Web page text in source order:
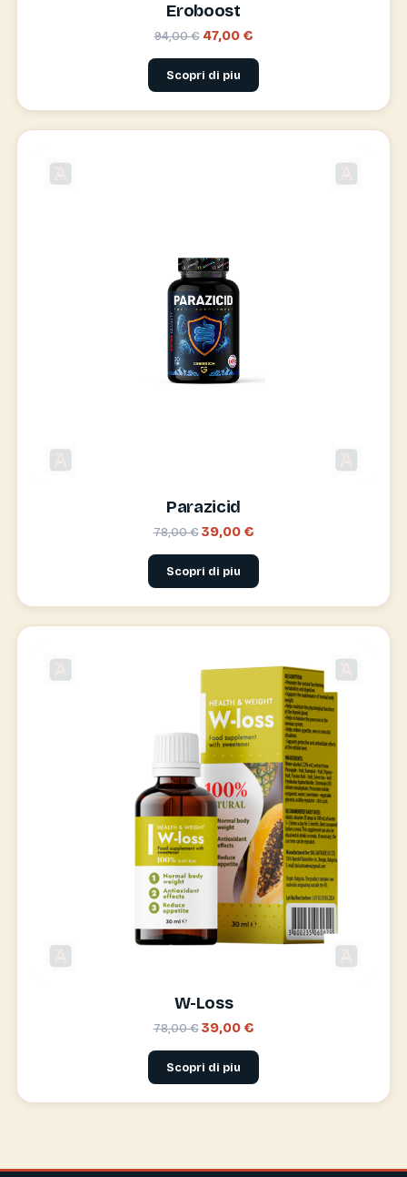
Eroboost
94,00 €47,00 €
Scopri di piu
Parazicid
78,00 €39,00 €
Scopri di piu
W-Loss
78,00 €39,00 €
Scopri di piu